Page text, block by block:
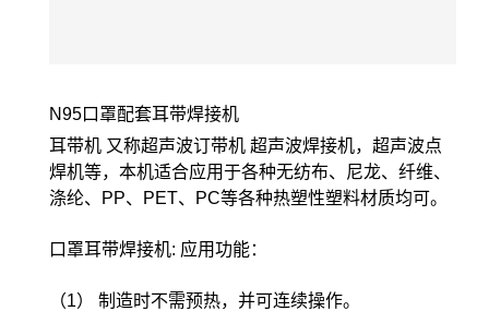
N95口罩配套耳带焊接机
耳带机 又称超声波订带机 超声波焊接机，超声波点
焊机等，本机适合应用于各种无纺布、尼龙、纤维、
涤纶、PP、PET、PC等各种热塑性塑料材质均可。
口罩耳带焊接机: 应用功能：
（1） 制造时不需预热，并可连续操作。